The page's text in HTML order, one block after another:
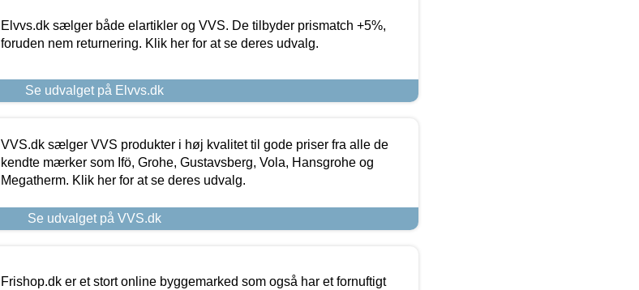
Elvvs.dk sælger både elartikler og VVS. De tilbyder prismatch +5%,
foruden nem returnering. Klik her for at se deres udvalg.
Se udvalget på Elvvs.dk
VVS.dk sælger VVS produkter i høj kvalitet til gode priser fra alle de
kendte mærker som Ifö, Grohe, Gustavsberg, Vola, Hansgrohe og
Megatherm. Klik her for at se deres udvalg.
Se udvalget på VVS.dk
Frishop.dk er et stort online byggemarked som også har et fornuftigt